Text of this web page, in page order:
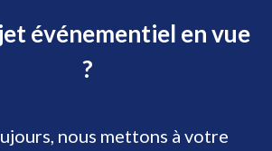
événementiel en vue
?
nous mettons à votre